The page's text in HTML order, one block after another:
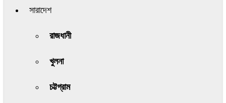
সারাদেশ
রাজধানী
খুলনা
চট্টগ্রাম